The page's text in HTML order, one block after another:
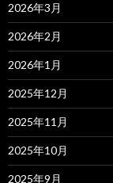
2026年3月
2026年2月
2026年1月
2025年12月
2025年11月
2025年10月
2025年9月